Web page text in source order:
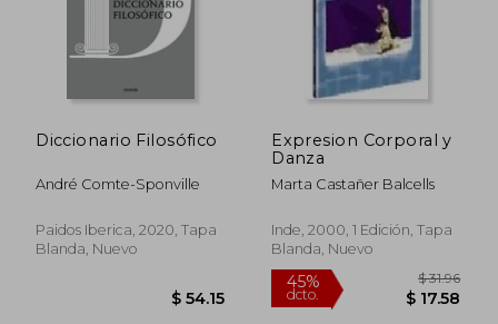
40% $ 84.39 45%
dcto.
Diccionario Filosófico
André Comte-Sponville
Paidos Iberica, 2020, Tapa
Blanda, Nuevo
Expresion Corporal y
Danza
Marta Castañer Balcells
Inde, 2000, 1 Edición, Tapa
Blanda, Nuevo